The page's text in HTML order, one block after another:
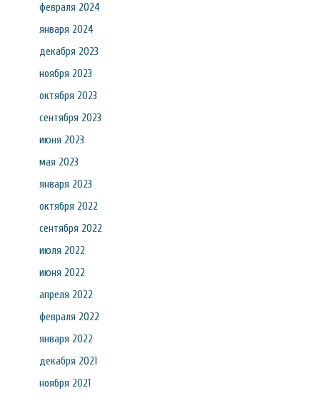
февраля 2024
января 2024
декабря 2023
ноября 2023
октября 2023
сентября 2023
июня 2023
мая 2023
января 2023
октября 2022
сентября 2022
июля 2022
июня 2022
апреля 2022
февраля 2022
января 2022
декабря 2021
ноября 2021